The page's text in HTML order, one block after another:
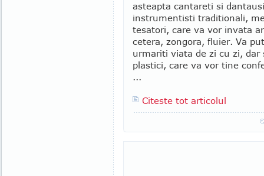
asteapta cantareti si
instrumentisti traditionali,
tesatori, care va vor invata
cetera, zongora, fluier. Va
urmariti viata de zi cu zi,
plastici, care va vor tine
...
Citeste tot articolul